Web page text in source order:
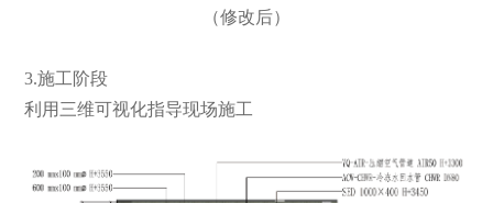
（修改后）
3.施工阶段
利用三维可视化指导现场施工